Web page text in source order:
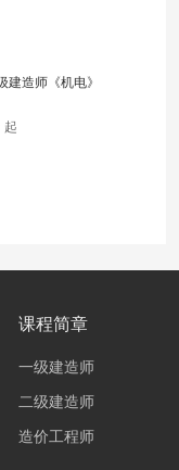
建造师《机电》
起
课程简章
一级建造师
二级建造师
造价工程师